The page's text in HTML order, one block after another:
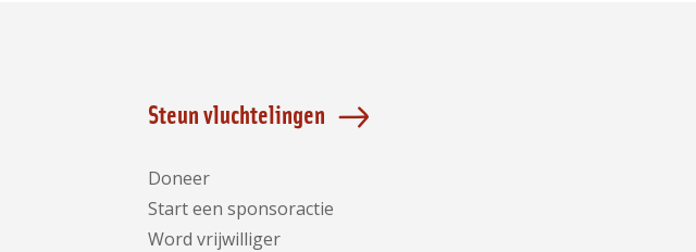
Steun vluchtelingen
Doneer
Start een sponsoractie
Word vrijwilliger